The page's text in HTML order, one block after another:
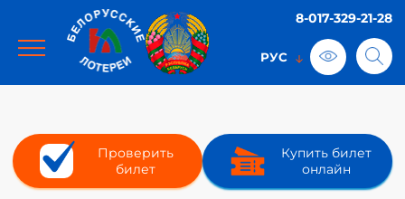
8-017-329-21-28
Проверить
билет
Купить билет
онлайн